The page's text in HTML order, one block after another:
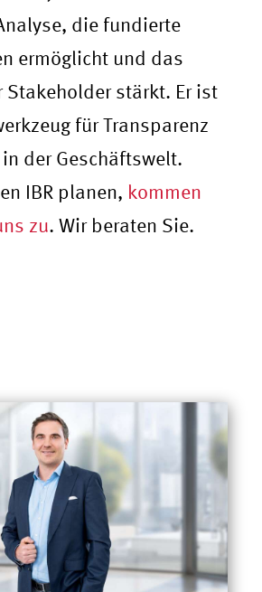
die fundierte
ermöglicht und das
Stakeholder stärkt. Er ist
für Transparenz
der Geschäftswelt.
IBR planen, kommen
zu. Wir beraten Sie.